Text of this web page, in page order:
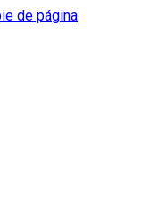
de página